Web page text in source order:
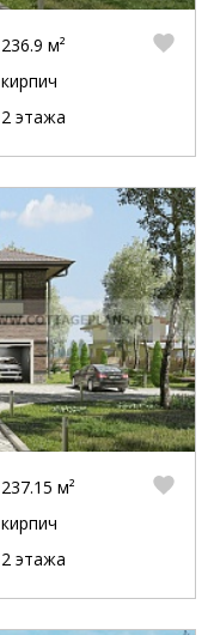
236.9 м²
кирпич
2 этажа
237.15 м²
кирпич
2 этажа